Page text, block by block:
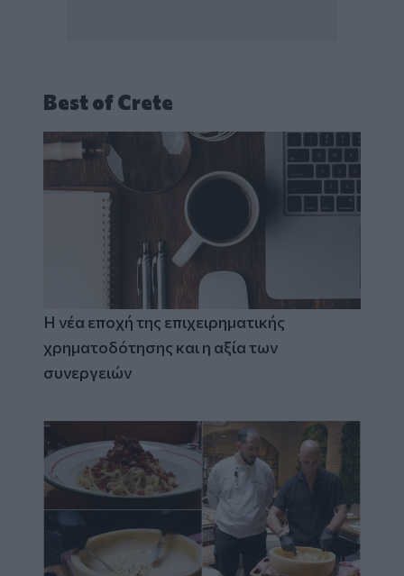
Best of Crete
Η νέα εποχή της επιχειρηματικής
χρηματοδότησης και η αξία των
συνεργειών